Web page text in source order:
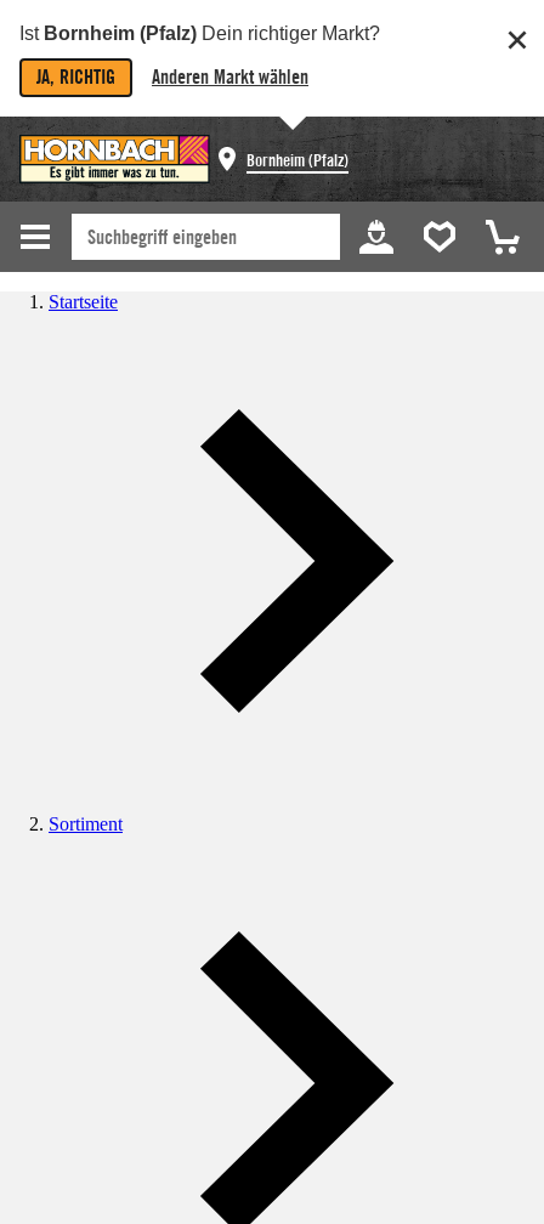
Ist Bornheim (Pfalz) Dein richtiger Markt?
JA, RICHTIG Anderen Markt wählen
Bornheim (Pfalz)
Startseite
Sortiment